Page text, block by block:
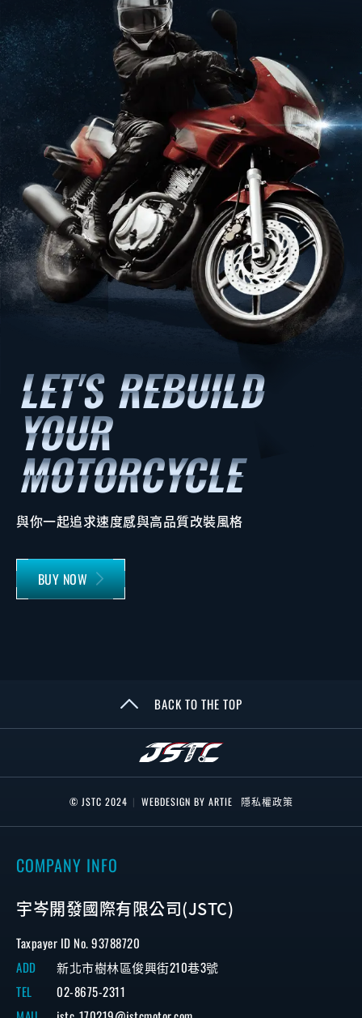
與你一起追求速度感與高品質改裝風格
BUY NOW
BACK TO THE TOP
© JSTC 2024 | WEBDESIGN BY ARTIE 隱私權政策
COMPANY INFO
宇岑開發國際有限公司(JSTC)
Taxpayer ID No. 93788720
ADD
新北市樹林區俊興街210巷3號
TEL
02-8675-2311